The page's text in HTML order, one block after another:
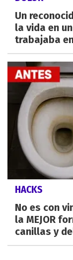
Un
la vida en
trabajaba
HACKS
No es con
la MEJOR
canillas y